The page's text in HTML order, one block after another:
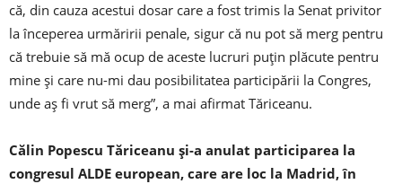
că, din cauza acestui dosar care a fost trimis la Senat privitor
la începerea urmăririi penale, sigur că nu pot să merg pentru
că trebuie să mă ocup de aceste lucruri puţin plăcute pentru
mine şi care nu-mi dau posibilitatea participării la Congres,
unde aş fi vrut să merg”, a mai afirmat Tăriceanu.
Călin Popescu Tăriceanu şi-a anulat participarea la
congresul ALDE european, care are loc la Madrid, în